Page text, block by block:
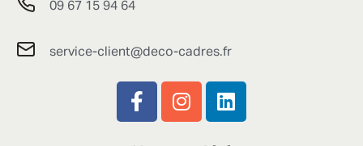
09 67 15 94 64
service-client@deco-cadres.fr